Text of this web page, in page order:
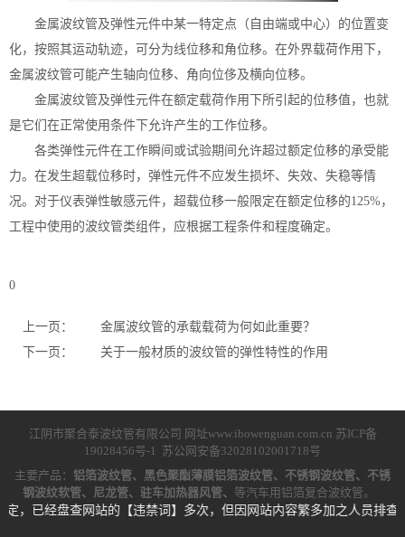
金属波纹管及弹性元件中某一特定点（自由端或中心）的位置变
化，按照其运动轨迹，可分为线位移和角位移。在外界载荷作用下，
金属波纹管可能产生轴向位移、角向位侈及横向位移。
金属波纹管及弹性元件在额定载荷作用下所引起的位移值，也就
是它们在正常使用条件下允许产生的工作位移。
各类弹性元件在工作瞬间或试验期间允许超过额定位移的承受能
力。在发生超载位移时，弹性元件不应发生损坏、失效、失稳等情
况。对于仪表弹性敏感元件，超载位移一般限定在额定位移的125%，
工程中使用的波纹管类组件，应根据工程条件和程度确定。
0
上一页：
金属波纹管的承载载荷为何如此重要？
下一页：
关于一般材质的波纹管的弹性特性的作用
江阴市聚合泰波纹管有限公司 网址www.ibowenguan.com.cn 苏ICP备
19028456号-1
苏公网安备32028102001718号
主要产品： 铝箔波纹管、黑色聚酯薄膜铝箔波纹管、不锈钢波纹管、不锈
钢波纹软管、尼龙管、驻车加热器风管、 等汽车用铝箔复合波纹管。
经盘查网站的【违禁词】多次，但因网站内容繁多加之人员排